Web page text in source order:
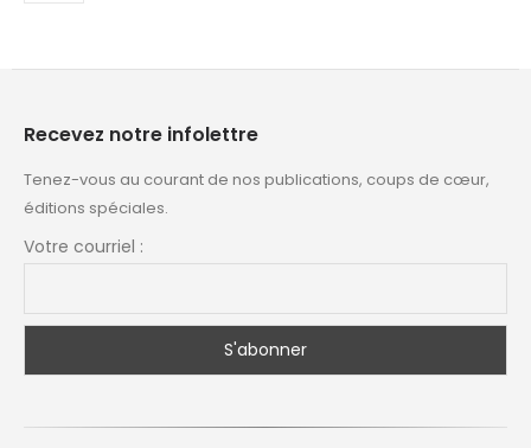
Recevez notre infolettre
Tenez-vous au courant de nos publications, coups de cœur,
éditions spéciales.
Votre courriel :